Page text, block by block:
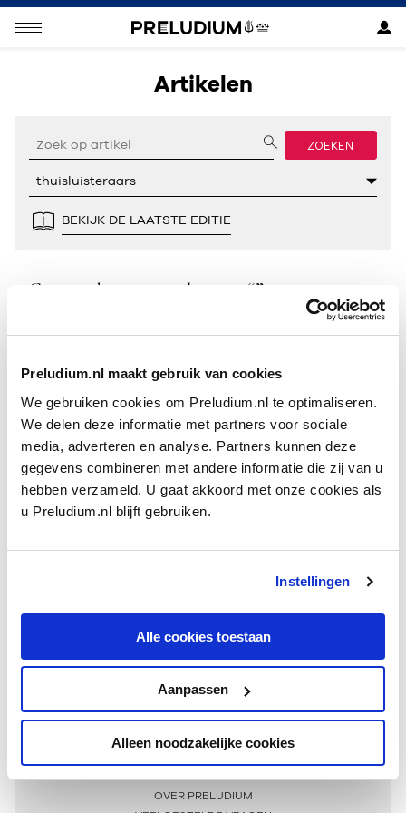
Preludium.nl maakt gebruik van cookies
We gebruiken cookies om Preludium.nl te optimaliseren.
We delen deze informatie met partners voor sociale
media, adverteren en analyse. Partners kunnen deze
gegevens combineren met andere informatie die zij van u
hebben verzameld. U gaat akkoord met onze cookies als
u Preludium.nl blijft gebruiken.
Instellingen
Alle cookies toestaan
Aanpassen
Alleen noodzakelijke cookies
Artikelen
ZOEKEN
BEKIJK DE LAATSTE EDITIE
Geen resultaten gevonden voor “”.
Meer informatie
OVER PRELUDIUM